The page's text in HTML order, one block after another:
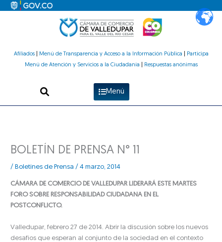
Afiliados| Menú de Transparencia y Acceso a la Información Pública
Participa
Menú de Atención y Servicios a la Ciudadanía
Respuestas anónimas
Menú
BOLETÍN DE PRENSA N° 11
/ Boletines de Prensa /4 marzo, 2014
CÁMARA DE COMERCIO DE VALLEDUPAR LIDERARÁ ESTE MARTES
FORO SOBRE RESPONSABILIDAD CIUDADANA EN EL
POSTCONFLICTO.
Valledupar, febrero 27 de 2014. Abrir la discusión sobre los nuevos
desafíos que esperan al conjunto de la sociedad en el contexto